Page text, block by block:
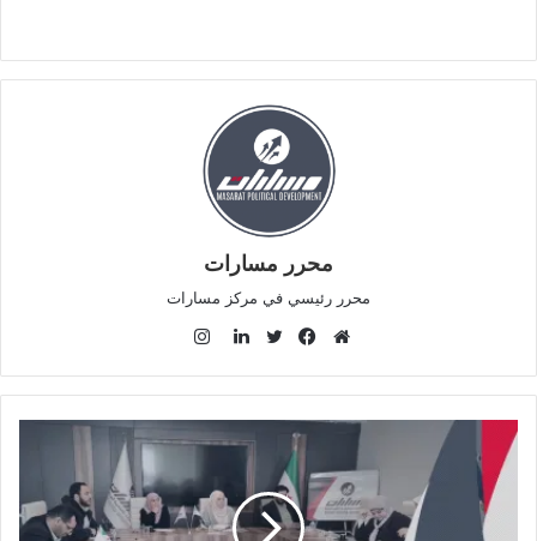
محرر مسارات
محرر رئيسي في مركز مسارات
و
ق
ا
ل
ي
س
ب
و
ك
و
ي
ي
ن
ك
إ
س
ت
ق
ر
ا